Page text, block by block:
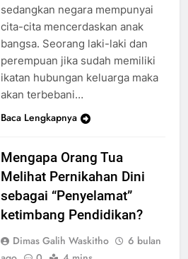
sedangkan negara mempunyai
cita-cita mencerdaskan anak
bangsa. Seorang laki-laki dan
perempuan jika sudah memiliki
ikatan hubungan keluarga maka
akan terbebani…
Baca Lengkapnya
Mengapa Orang Tua
Melihat Pernikahan Dini
sebagai “Penyelamat”
ketimbang Pendidikan?
Dimas Galih Waskitho
6 bulan